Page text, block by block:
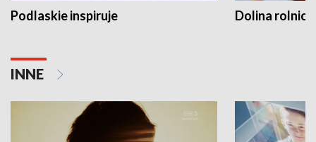
Podlaskie inspiruje Dolina
INNE